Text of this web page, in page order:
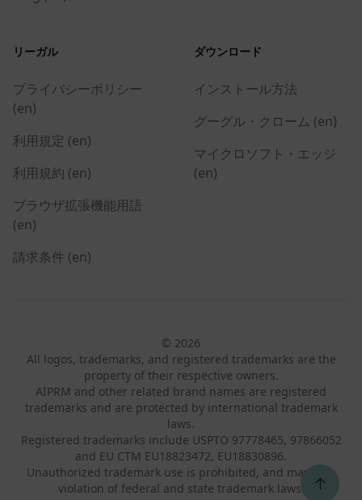
リーガル
プライバシーポリシー
(en)
利用規定 (en)
利用規約 (en)
ブラウザ拡張機能用語
(en)
請求条件 (en)
ダウンロード
インストール方法
グーグル・クローム (en)
マイクロソフト・エッジ
(en)
© 2026
All logos, trademarks, and registered trademarks are the
property of their respective owners.
AIPRM and other related brand names are registered
trademarks and are protected by international trademark
laws.
Registered trademarks include USPTO 97778465, 97866052
and EU CTM EU18823472, EU18830896.
Unauthorized trademark use is prohibited, and may be a
violation of federal and state trademark laws.
↑